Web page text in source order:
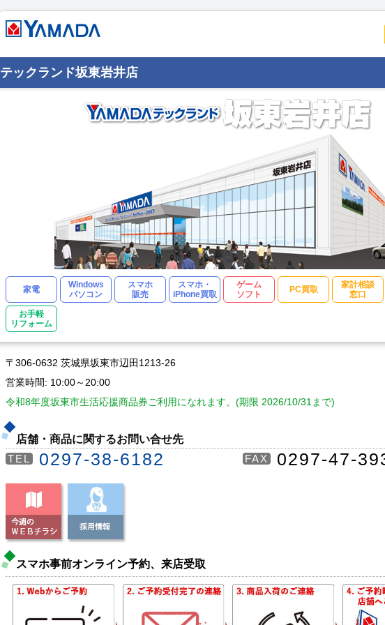
テックランド坂東岩井店
家電
Windows
パソコン
スマホ
販売
スマホ・
iPhone買取
ゲーム
ソフト
PC買取
家計相談
窓口
お手軽
リフォーム
〒306-0632 茨城県坂東市辺田1213-26
営業時間: 10:00～20:00
令和8年度坂東市生活応援商品券ご利用になれます。(期限 2026/10/31まで)
店舗・商品に関するお問い合せ先
TEL 0297-38-6182 FAX 0297-47-
スマホ事前オンライン予約、来店受取